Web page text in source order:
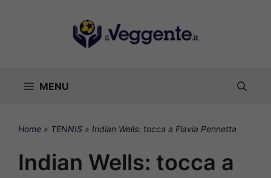
MENU
Home » TENNIS » Indian Wells: tocca a Flavia Pennetta
Indian Wells: tocca a